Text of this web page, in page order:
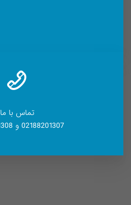
تماس با ما
02188201307 و 02188201308